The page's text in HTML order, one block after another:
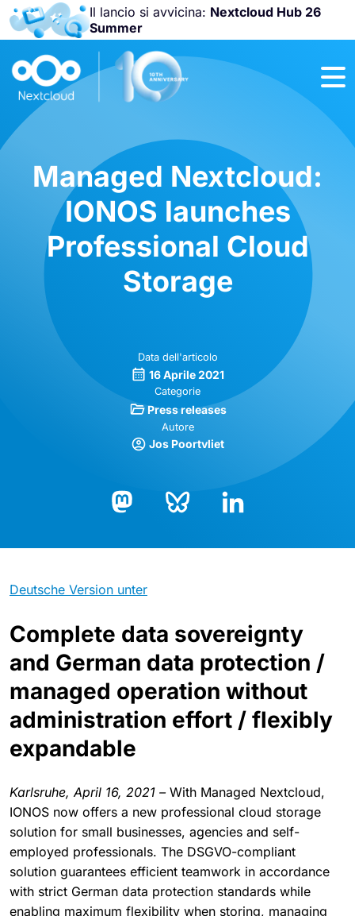
Il lancio si avvicina: Nextcloud Hub 26
Summer
Unisciti a noi
Nextcloud
Community
Managed Nextcloud:
IONOS launches
Professional Cloud
Storage
Data dell'articolo
16 Aprile 2021
Categorie
Press releases
Autore
Jos Poortvliet
Deutsche Version unter
Complete data sovereignty
and German data protection /
managed operation without
administration effort / flexibly
expandable
Karlsruhe, April 16, 2021 – With Managed Nextcloud,
IONOS now offers a new professional cloud storage
solution for small businesses, agencies and self-
employed professionals. The DSGVO-compliant
solution guarantees efficient teamwork in accordance
with strict German data protection standards while
enabling maximum flexibility when storing, managing